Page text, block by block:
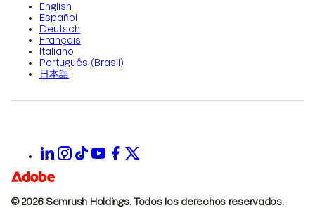
English
Español
Deutsch
Français
Italiano
Português (Brasil)
日本語
© 2026 Semrush Holdings. Todos los derechos reservados.